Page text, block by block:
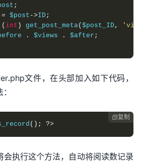
;
= $post ->ID ;
( int ) get_post_meta($post_ID,
. $views . $after ;
文件，在头部加入如下代码，
复制
(); ?>
会执行这个方法，自动将阅读数记录